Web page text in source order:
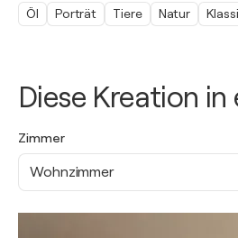
Diese Kreation
Zimmer
Wohnzimmer
Öl Porträt Tiere Natur